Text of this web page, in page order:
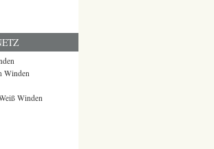
Winden
Winden